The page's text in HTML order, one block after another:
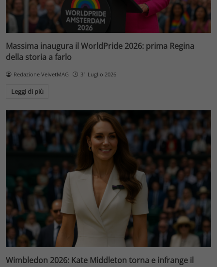
Massima inaugura il WorldPride 2026: prima Regina
della storia a farlo
Redazione VelvetMAG 31 Luglio 2026
Leggi di più
Wimbledon 2026: Kate Middleton torna e infrange il